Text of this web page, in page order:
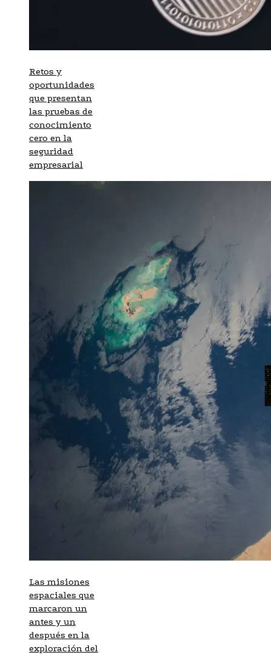
Retos y
oportunidades
que presentan
las pruebas de
conocimiento
cero en la
seguridad
empresarial
Las misiones
espaciales que
marcaron un
antes y un
después en la
exploración del